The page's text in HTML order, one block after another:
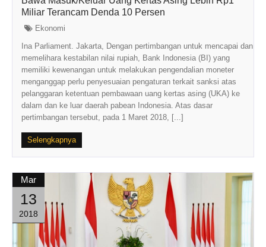
Miliar Terancam Denda 10 Persen
Ekonomi
Ina Parliament. Jakarta, Dengan pertimbangan untuk mencapai dan
memelihara kestabilan nilai rupiah, Bank Indonesia (BI) yang
memiliki kewenangan untuk melakukan pengendalian moneter
menganggap perlu penyesuaian pengaturan terkait sanksi atas
pelanggaran ketentuan pembawaan uang kertas asing (UKA) ke
dalam dan ke luar daerah pabean Indonesia. Atas dasar
pertimbangan tersebut, pada 1 Maret 2018, [...]
Selengkapnya
Mar
13
2018